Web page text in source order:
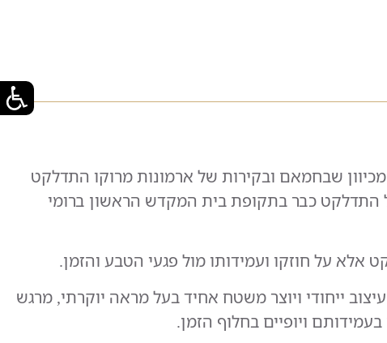
שבחמאם ובקירות של ארמונות מרוקו התדלקט
התדלקט כבר בתקופת בית המקדש הראשון ברומי
על חוזקו ועמידותו מול פגעי הטבע והזמן.
ייחודי ויוצר משטח אחיד בעל מראה יוקרתי, מרגש
ויופיים בחלוף הזמן.